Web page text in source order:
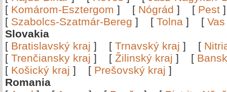
[ Komárom-Esztergom ] [ Nógrád ] [ Pest
[ Szabolcs-Szatmár-Bereg ] [ Tolna ] [ Vas
Slovakia
[ Bratislavský kraj ] [ Trnavský kraj ] [
[ Trenčiansky kraj ] [ Žilinský kraj ] [
[ Košický kraj ] [ Prešovský kraj ]
Romania